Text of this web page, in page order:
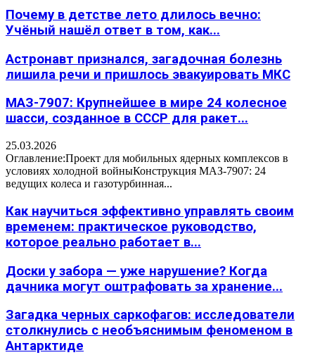
Почему в детстве лето длилось вечно:
Учёный нашёл ответ в том, как...
Астронавт признался, загадочная болезнь
лишила речи и пришлось эвакуировать МКС
МАЗ-7907: Крупнейшее в мире 24 колесное
шасси, созданное в СССР для ракет...
25.03.2026
Оглавление:Проект для мобильных ядерных комплексов в
условиях холодной войныКонструкция МАЗ-7907: 24
ведущих колеса и газотурбинная...
Как научиться эффективно управлять своим
временем: практическое руководство,
которое реально работает в...
Доски у забора — уже нарушение? Когда
дачника могут оштрафовать за хранение...
Загадка черных саркофагов: исследователи
столкнулись с необъяснимым феноменом в
Антарктиде